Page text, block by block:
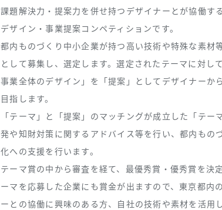
課題解決力・提案力を併せ持つデザイナーとが協働す
デザイン・事業提案コンペティションです。
都内ものづくり中小企業が持つ高い技術や特殊な素材
として募集し、選定します。選定されたテーマに対し
事業全体のデザイン」を「提案」としてデザイナーか
目指します。
「テーマ」と「提案」のマッチングが成立した「テ
発や知財対策に関するアドバイス等を行い、都内もの
化への支援を行います。
テーマ賞の中から審査を経て、最優秀賞・優秀賞を決
ーマを応募した企業にも賞金が出ますので、東京都内
ーとの協働に興味のある方、自社の技術や素材を活用